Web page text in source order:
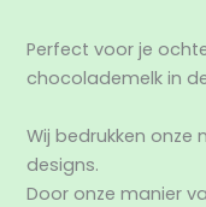
Perfect voor je
chocolademelk in
Wij bedrukken onze
designs.
Door onze manier